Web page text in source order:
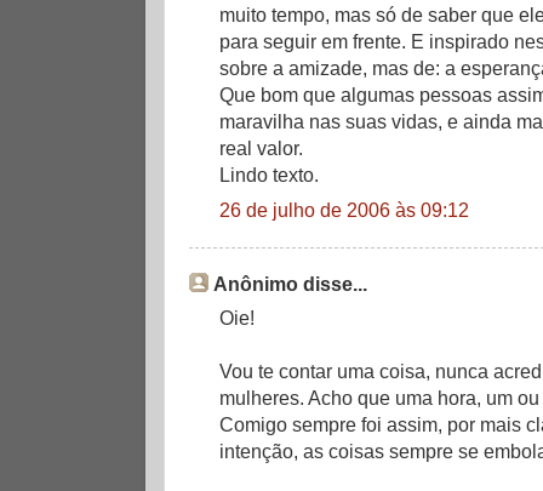
muito tempo, mas só de saber que
para seguir em frente. E inspirado
sobre a amizade, mas de: a
Que bom que algumas pessoas
maravilha nas suas vidas, e ainda
real valor.
Lindo texto.
26 de julho de 2006 às 09:12
Anônimo disse...
Oie!
Vou te contar uma coisa, nunca
mulheres. Acho que uma hora, um
Comigo sempre foi assim, por mais
intenção, as coisas sempre se